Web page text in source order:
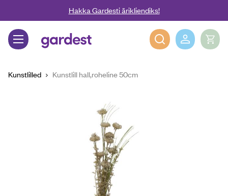
Liigu edasi põhisisu juurdeHakka Gardesti ärikliendiks!
Gardest
Kunstlilled Kunstlill hall,roheline 50cm